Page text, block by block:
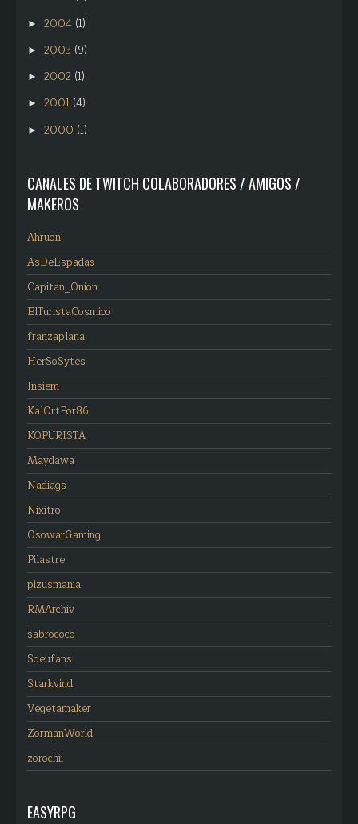
► 2004 (1)
► 2003 (9)
► 2002 (1)
► 2001 (4)
► 2000 (1)
CANALES DE TWITCH COLABORADORES / AMIGOS /
MAKEROS
Ahruon
AsDeEspadas
Capitan_Onion
ElTuristaCosmico
franzaplana
HerSoSytes
Insiem
KalOrtPor86
KOPURISTA
Maydawa
Nadiags
Nixitro
OsowarGaming
Pilastre
pizusmania
RMArchiv
sabrococo
Soeufans
Starkvind
Vegetamaker
ZormanWorld
zorochii
EASYRPG